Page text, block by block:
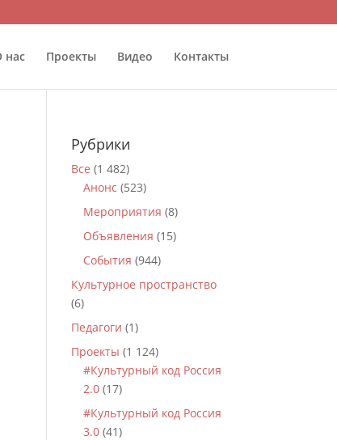
нас Проекты Видео Контакты
Рубрики
Все (1 482)
Анонс (523)
Мероприятия (8)
Объявления (15)
События (944)
Культурное пространство
(6)
Педагоги (1)
Проекты (1 124)
#Культурный код Россия
2.0 (17)
#Культурный код Россия
3.0 (41)